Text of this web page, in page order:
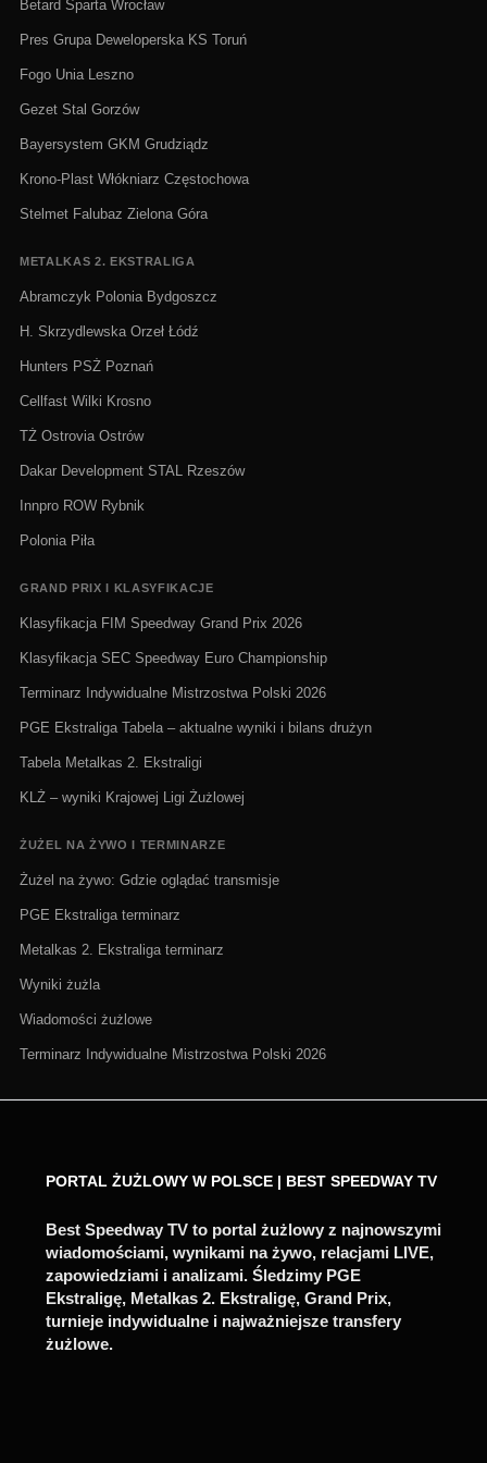
Betard Sparta Wrocław
Pres Grupa Deweloperska KS Toruń
Fogo Unia Leszno
Gezet Stal Gorzów
Bayersystem GKM Grudziądz
Krono-Plast Włókniarz Częstochowa
Stelmet Falubaz Zielona Góra
METALKAS 2. EKSTRALIGA
Abramczyk Polonia Bydgoszcz
H. Skrzydlewska Orzeł Łódź
Hunters PSŻ Poznań
Cellfast Wilki Krosno
TŻ Ostrovia Ostrów
Dakar Development STAL Rzeszów
Innpro ROW Rybnik
Polonia Piła
GRAND PRIX I KLASYFIKACJE
Klasyfikacja FIM Speedway Grand Prix 2026
Klasyfikacja SEC Speedway Euro Championship
Terminarz Indywidualne Mistrzostwa Polski 2026
PGE Ekstraliga Tabela – aktualne wyniki i bilans drużyn
Tabela Metalkas 2. Ekstraligi
KLŻ – wyniki Krajowej Ligi Żużlowej
ŻUŻEL NA ŻYWO I TERMINARZE
Żużel na żywo: Gdzie oglądać transmisje
PGE Ekstraliga terminarz
Metalkas 2. Ekstraliga terminarz
Wyniki żużla
Wiadomości żużlowe
Terminarz Indywidualne Mistrzostwa Polski 2026
PORTAL ŻUŻLOWY W POLSCE | BEST SPEEDWAY TV
Best Speedway TV to portal żużlowy z najnowszymi
wiadomościami, wynikami na żywo, relacjami LIVE,
zapowiedziami i analizami. Śledzimy PGE
Ekstraligę, Metalkas 2. Ekstraligę, Grand Prix,
turnieje indywidualne i najważniejsze transfery
żużlowe.